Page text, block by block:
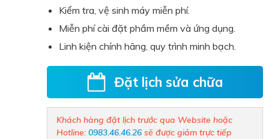
Kiểm tra, vệ sinh máy miễn phí.
Miễn phí cài đặt phầm mềm và ứng dụng.
Linh kiện chính hãng, quy trình minh bạch.
Đặt lịch sửa chữa
Khách hàng đặt lịch trước qua Website hoặc
Hotline: 0983.46.46.26 sẽ được giảm trực tiếp